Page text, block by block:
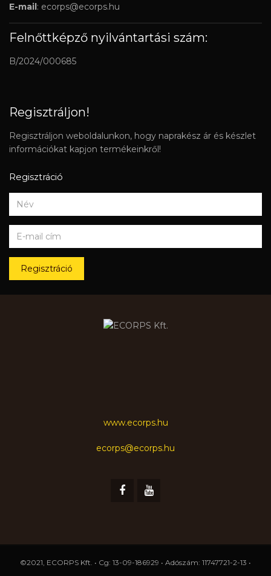
E-mail: ecorps@ecorps.hu
Felnőttképző nyilvántartási szám:
B/2024/000685
Regisztráljon!
Regisztráljon weboldalunkon, hogy naprakész ár és készlet
információkat kapjon termékeinkről!
Regisztráció
Regisztráció
www.ecorps.hu
ecorps@ecorps.hu
©2021, ECORPS Kft. • Cg: 13-09-186929 • Adószám: 11747721-2-13 •